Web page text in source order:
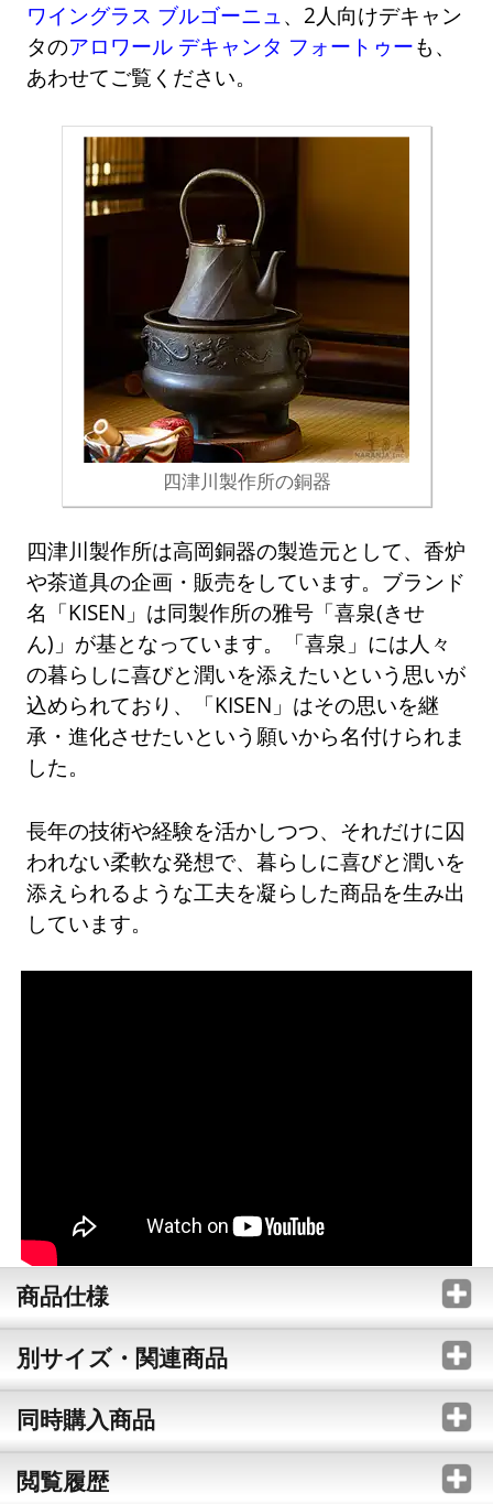
ワイングラス ブルゴーニュ、2人向けデキャン
タのアロワール デキャンタ フォートゥーも、
あわせてご覧ください。
四津川製作所の銅器
四津川製作所は高岡銅器の製造元として、香炉
や茶道具の企画・販売をしています。ブランド
名「KISEN」は同製作所の雅号「喜泉(きせ
ん)」が基となっています。「喜泉」には人々
の暮らしに喜びと潤いを添えたいという思いが
込められており、「KISEN」はその思いを継
承・進化させたいという願いから名付けられま
した。
長年の技術や経験を活かしつつ、それだけに囚
われない柔軟な発想で、暮らしに喜びと潤いを
添えられるような工夫を凝らした商品を生み出
しています。
商品仕様
別サイズ・関連商品
同時購入商品
閲覧履歴